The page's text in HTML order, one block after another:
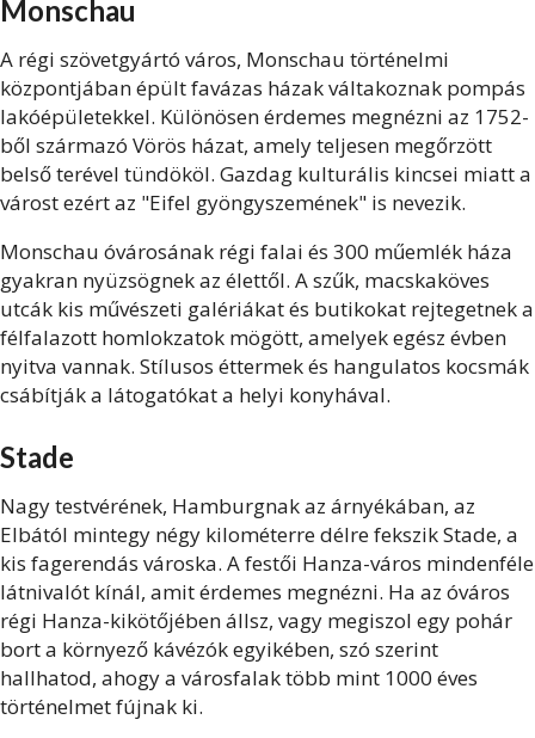
Monschau
A régi szövetgyártó város, Monschau történelmi
központjában épült favázas házak váltakoznak pompás
lakóépületekkel. Különösen érdemes megnézni az 1752-
ből származó Vörös házat, amely teljesen megőrzött
belső terével tündököl. Gazdag kulturális kincsei miatt a
várost ezért az "Eifel gyöngyszemének" is nevezik.
Monschau óvárosának régi falai és 300 műemlék háza
gyakran nyüzsögnek az élettől. A szűk, macskaköves
utcák kis művészeti galériákat és butikokat rejtegetnek a
félfalazott homlokzatok mögött, amelyek egész évben
nyitva vannak. Stílusos éttermek és hangulatos kocsmák
csábítják a látogatókat a helyi konyhával.
Stade
Nagy testvérének, Hamburgnak az árnyékában, az
Elbától mintegy négy kilométerre délre fekszik Stade, a
kis fagerendás városka. A festői Hanza-város mindenféle
látnivalót kínál, amit érdemes megnézni. Ha az óváros
régi Hanza-kikötőjében állsz, vagy megiszol egy pohár
bort a környező kávézók egyikében, szó szerint
hallhatod, ahogy a városfalak több mint 1000 éves
történelmet fújnak ki.